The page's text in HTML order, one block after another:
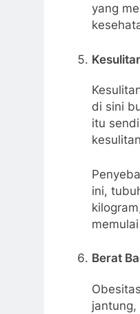
yang
di sini
itu
ini,
Berat